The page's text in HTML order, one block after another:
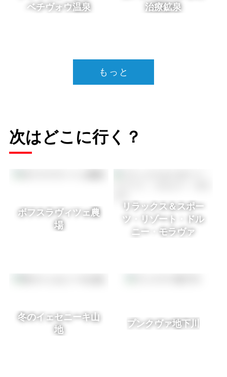
ベチヴォウ温泉
治療鉱泉
もっと
次はどこに行く？
ボフスラヴィツェ農
場
リラックス＆スポー
ツ・リゾート・ドル
ニー・モラヴァ
冬のイェセニーキ山
地
プンクヴァ地下川